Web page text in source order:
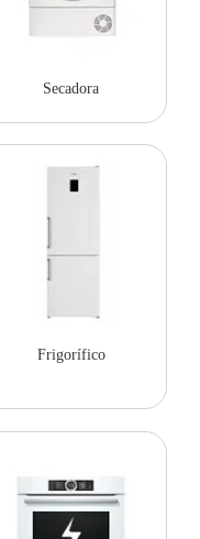
Secadora
Frigorífico